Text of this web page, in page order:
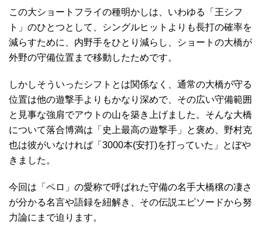
この大ショートフライの種明かしは、いわゆる「王シフ
ト」のひとつとして、シングルヒットよりも長打の確率を
減らすために、内野手をひとり減らし、ショートの大橋が
外野の守備位置まで移動したためです。
しかしそういったシフトとは関係なく、通常の大橋が守る
位置は他の遊撃手よりもかなり深めで、その広い守備範囲
と見事な強肩でアウトの山を築き上げました。そんな大橋
について落合博満は「史上最高の遊撃手」と褒め、野村克
也は彼がいなければ「3000本(安打)を打っていた」とぼや
きました。
今回は「ペロ」の愛称で呼ばれた守備の名手大橋穣の凄さ
が分かる名言や語録を紐解き、その伝説エピソードから努
力論にまで迫ります。